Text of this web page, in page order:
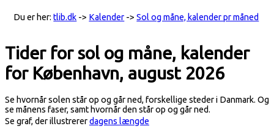
Du er her:tlib.dk -> Kalender ->Sol og måne, kalender pr måned
Tider for sol og måne, kalender
for København, august 2026
Se hvornår solen står op og går ned, forskellige steder i Danmark. Og
se månens faser, samt hvornår den står op og går ned.
Se graf, der illustrererdagens længde